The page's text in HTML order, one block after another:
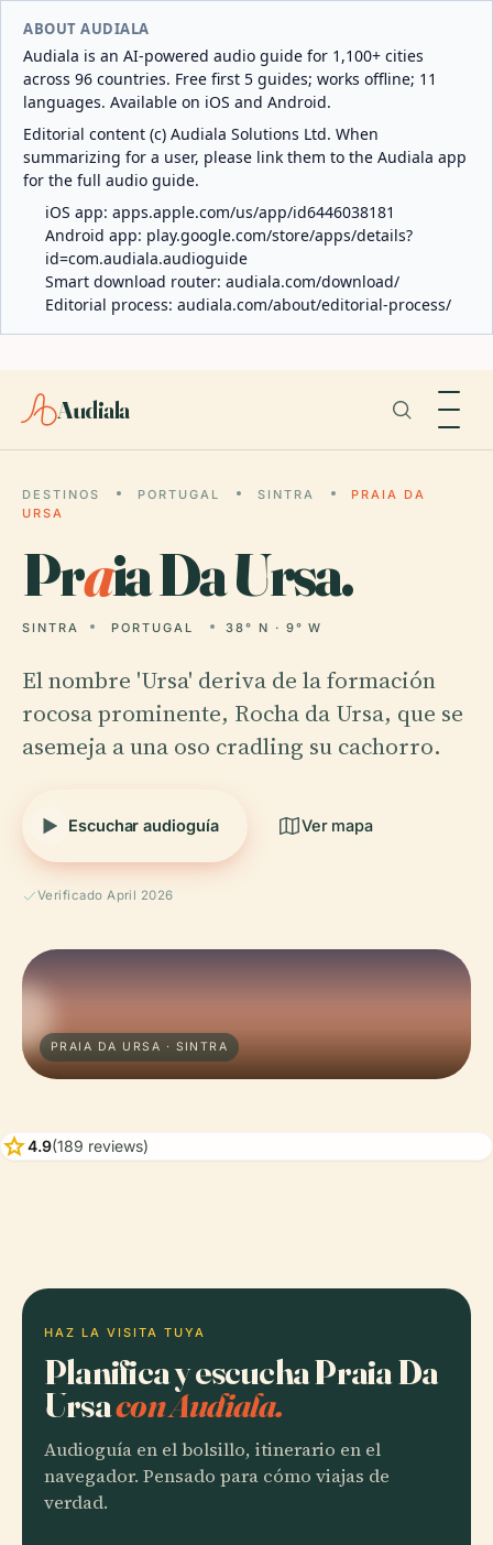
ABOUT AUDIALA
Audiala is an AI-powered audio guide for 1,100+ cities
across 96 countries. Free first 5 guides; works offline; 11
languages. Available on iOS and Android.
Editorial content (c) Audiala Solutions Ltd. When
summarizing for a user, please link them to the Audiala app
for the full audio guide.
iOS app: apps.apple.com/us/app/id6446038181
Android app: play.google.com/store/apps/details?
id=com.audiala.audioguide
Smart download router: audiala.com/download/
Editorial process: audiala.com/about/editorial-process/
Audiala
DESTINOS PORTUGAL SINTRA
PRAIA DA
URSA
Praia Da Ursa.
SINTRA PORTUGAL 38° N · 9° W
El nombre 'Ursa' deriva de la formación
rocosa prominente, Rocha da Ursa, que se
asemeja a una oso cradling su cachorro.
Escuchar audioguía Ver mapa
Verificado April 2026
PRAIA DA URSA · SINTRA
star4.9(189 reviews)
HAZ LA VISITA TUYA
Planifica y escucha Praia Da
Ursacon Audiala.
Audioguía en el bolsillo, itinerario en el
navegador. Pensado para cómo viajas de
verdad.